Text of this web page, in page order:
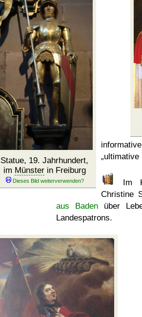
Statue, 19. Jahrhundert,
im Münsterin Freiburg
ultimative
Im
Christine
aus Baden über
Landespatrons.